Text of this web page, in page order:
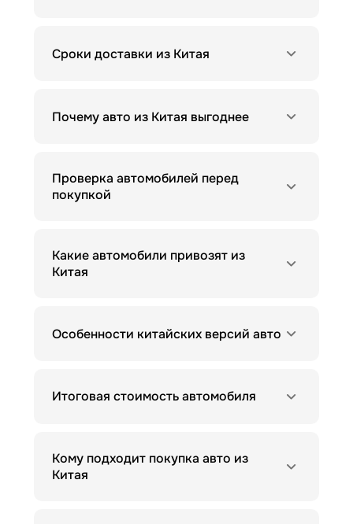
Сроки доставки из Китая
Почему авто из Китая выгоднее
Проверка автомобилей перед
покупкой
Какие автомобили привозят из
Китая
Особенности китайских версий авто
Итоговая стоимость автомобиля
Кому подходит покупка авто из
Китая